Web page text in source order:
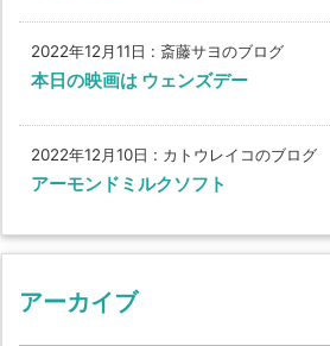
2022年12月11日 : 斎藤サヨのブログ
本日の映画は ウェンズデー
2022年12月10日 : カトウレイコのブログ
アーモンドミルクソフト
アーカイブ